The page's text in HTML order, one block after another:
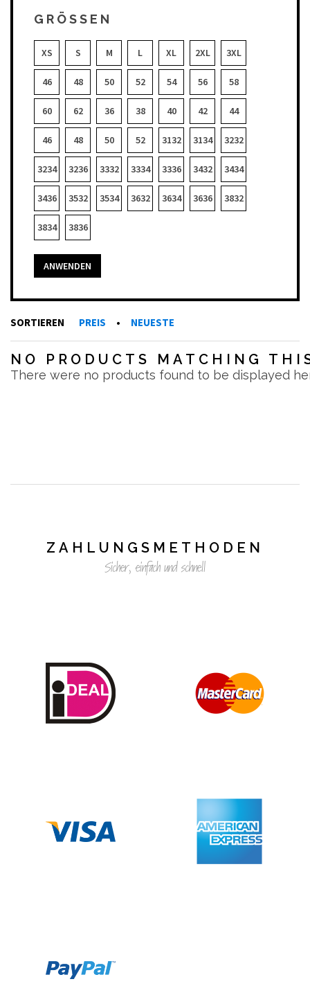
GRÖSSEN
XS S M L XL 2XL 3XL
46 48 50 52 54 56 58
60 62 36 38 40 42 44
46 48 50 52 3132 3134 3232
3234 3236 3332 3334 3336 3432 3434
3436 3532 3534 3632 3634 3636 3832
3834 3836
ANWENDEN
SORTIEREN PREIS • NEUESTE
NO PRODUCTS MATCHING
There were no products found to be displayed
ZAHLUNGSMETHODEN
Sicher, einfach und schnell